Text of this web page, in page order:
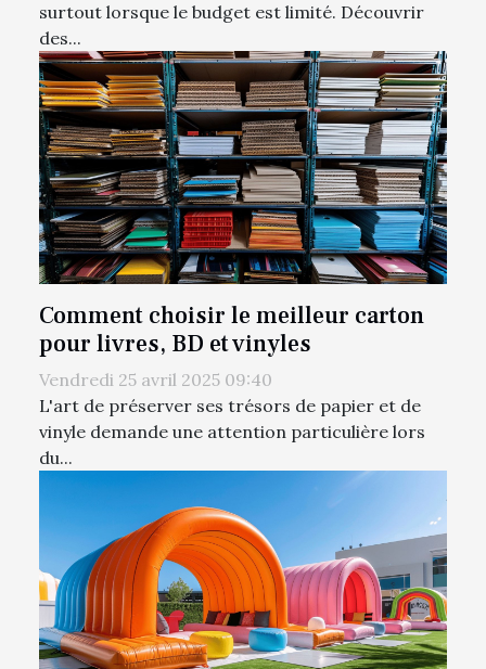
surtout lorsque le budget est limité. Découvrir
des...
Comment choisir le meilleur carton
pour livres, BD et vinyles
Vendredi 25 avril 2025 09:40
L'art de préserver ses trésors de papier et de
vinyle demande une attention particulière lors
du...